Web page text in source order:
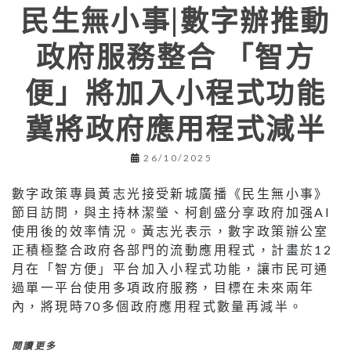
民生無小事|數字辦推動
政府服務整合 「智方
便」將加入小程式功能
冀將政府應用程式減半
26/10/2025
數字政策專員黃志光接受新城廣播《民生無小事》
節目訪問，與主持林潔瑩、柯創盛分享政府加强AI
使用後的效率情況。黃志光表示，數字政策辦公室
正積極整合政府各部門的流動應用程式，計畫於12
月在「智方便」平台加入小程式功能，讓市民可通
過單一平台使用多項政府服務，目標在未來兩年
內，將現時70多個政府應用程式數量再減半。
閱讀更多